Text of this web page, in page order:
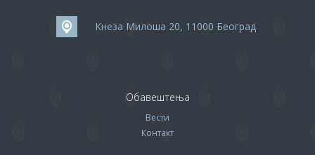
Кнеза Милоша 20, 11000 Београд
Обавештења
Вести
Контакт